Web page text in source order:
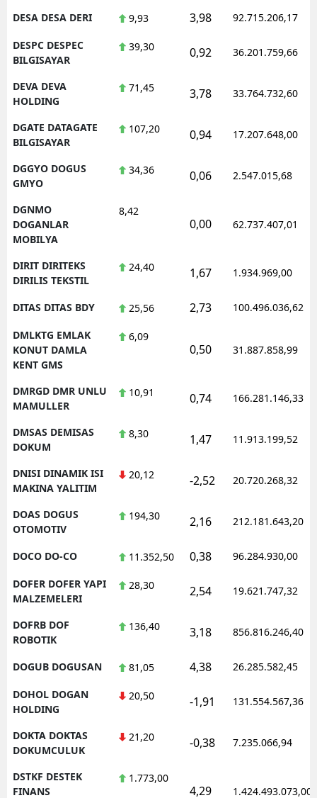
DESA DESA DERI 9,93 3,98 92.715.206,17
DESPC DESPEC
BILGISAYAR
39,30 0,92 36.201.759,66
DEVA DEVA
HOLDING
71,45 3,78 33.764.732,60
DGATE DATAGATE
BILGISAYAR
107,20 0,94 17.207.648,00
DGGYO DOGUS
GMYO
34,36 0,06 2.547.015,68
DGNMO
DOGANLAR
MOBILYA
8,42
0,00 62.737.407,01
DIRIT DIRITEKS
DIRILIS TEKSTIL
24,40 1,67 1.934.969,00
DITAS DITAS BDY 25,56 2,73 100.496.036,62
DMLKTG EMLAK
KONUT DAMLA
KENT GMS
6,09
0,50 31.887.858,99
DMRGD DMR UNLU
MAMULLER
10,91 0,74 166.281.146,33
DMSAS DEMISAS
DOKUM
8,30 1,47 11.913.199,52
DNISI DINAMIK ISI
MAKINA YALITIM
20,12 -2,52 20.720.268,32
DOAS DOGUS
OTOMOTIV
194,30 2,16 212.181.643,20
DOCO DO-CO 11.352,50 0,38 96.284.930,00
DOFER DOFER YAPI
MALZEMELERI
28,30 2,54 19.621.747,32
DOFRB DOF
ROBOTIK
136,40 3,18 856.816.246,40
DOGUB DOGUSAN 81,05 4,38 26.285.582,45
DOHOL DOGAN
HOLDING
20,50 -1,91 131.554.567,36
DOKTA DOKTAS
DOKUMCULUK
21,20 -0,38 7.235.066,94
DSTKF DESTEK
FINANS
1.773,00
4,29 1.424.493.073,00